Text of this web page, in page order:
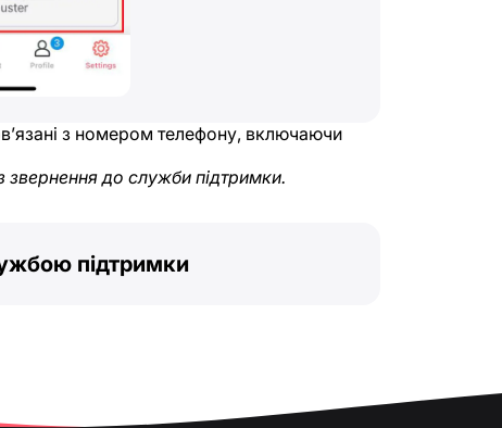
з номером телефону, включаючи
звернення до служби підтримки.
підтримки